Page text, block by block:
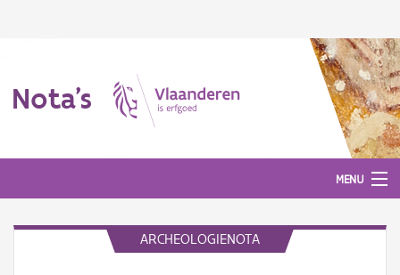
Nota's
MENU
ARCHEOLOGIENOTA